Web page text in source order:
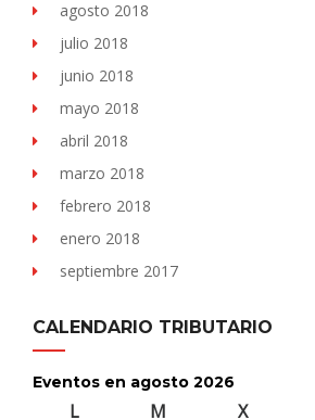
agosto 2018
julio 2018
junio 2018
mayo 2018
abril 2018
marzo 2018
febrero 2018
enero 2018
septiembre 2017
CALENDARIO TRIBUTARIO
Eventos en agosto 2026
L M Xmiércoles